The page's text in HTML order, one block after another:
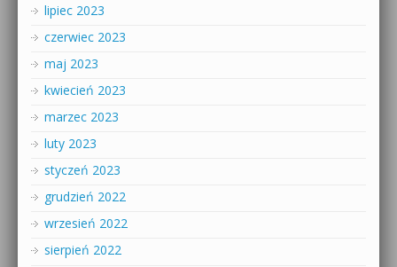
lipiec 2023
czerwiec 2023
maj 2023
kwiecień 2023
marzec 2023
luty 2023
styczeń 2023
grudzień 2022
wrzesień 2022
sierpień 2022